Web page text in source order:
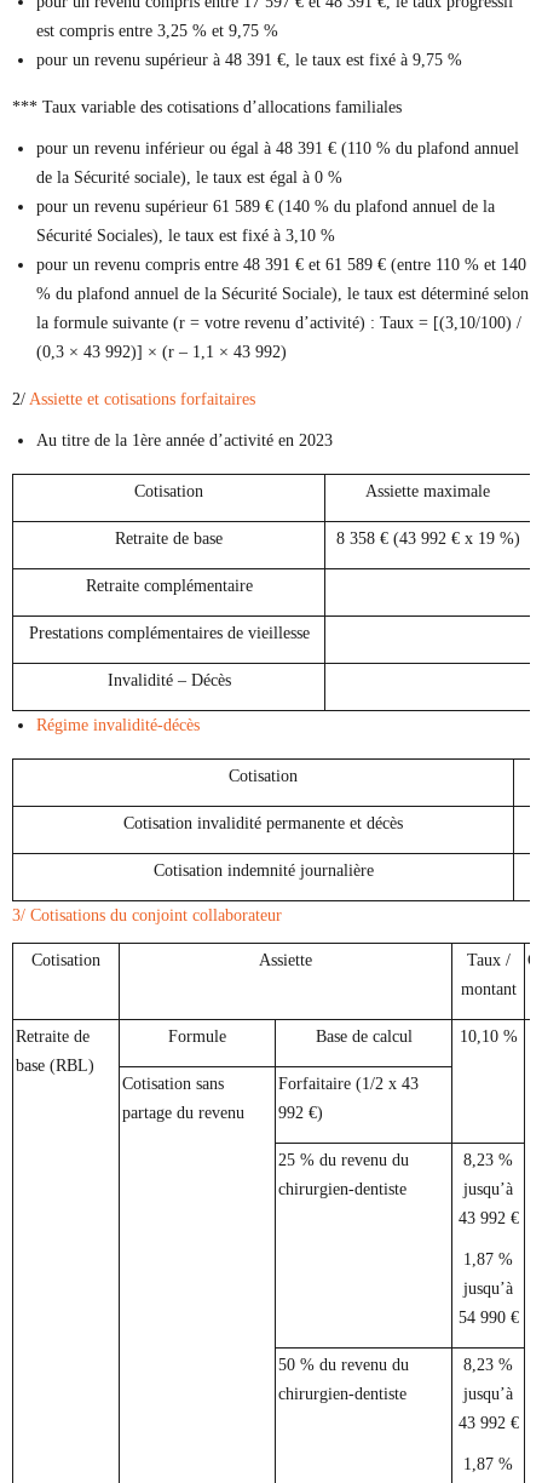
est compris entre 3,25 % et 9,75 %
pour un revenu supérieur à 48 391 €, le taux est fixé à 9,75 %
*** Taux variable des cotisations d’allocations familiales
pour un revenu inférieur ou égal à 48 391 € (110 % du plafond annuel
de la Sécurité sociale), le taux est égal à 0 %
pour un revenu supérieur 61 589 € (140 % du plafond annuel de la
Sécurité Sociales), le taux est fixé à 3,10 %
pour un revenu compris entre 48 391 € et 61 589 € (entre 110 % et 140
% du plafond annuel de la Sécurité Sociale), le taux est déterminé selon
la formule suivante (r = votre revenu d’activité) : Taux = [(3,10/100) /
(0,3 × 43 992)] × (r – 1,1 × 43 992)
2/ Assiette et cotisations forfaitaires
Au titre de la 1ère année d’activité en 2023
Cotisation Assiette maximale
Retraite de base 8 358 € (43 992 € x 19 %)
Retraite complémentaire
Prestations complémentaires de vieillesse
Invalidité – Décès
Régime invalidité-décès
Cotisation
Cotisation invalidité permanente et décès
Cotisation indemnité journalière
3/ Cotisations du conjoint collaborateur
Cotisation Assiette
Taux /
montant
Retraite de
base (RBL)
Formule Base de calcul 10,10 %
Cotisation sans
partage du revenu
Forfaitaire (1/2 x 43
992 €)
25 % du revenu du
chirurgien-dentiste
8,23 %
jusqu’à
43 992 €
1,87 %
jusqu’à
54 990 €
50 % du revenu du
chirurgien-dentiste
8,23 %
jusqu’à
43 992 €
1,87 %